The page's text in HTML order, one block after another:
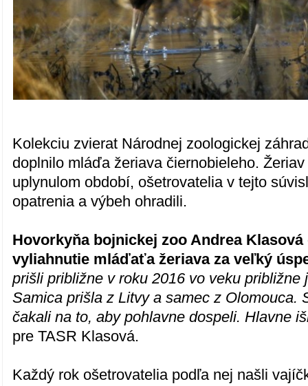
Kolekciu zvierat Národnej zoologickej
doplnilo mláďa žeriava čiernobieleho.
uplynulom období, ošetrovatelia v tejto
opatrenia a výbeh ohradili.
Hovorkyňa bojnickej zoo Andrea Klasová
vyliahnutie mláďaťa žeriava za veľký
prišli približne v roku 2016 vo veku približne
Samica prišla z Litvy a samec z Olomouca.
čakali na to, aby pohlavne dospeli. Hlavne
pre TASR Klasová.
Každý rok ošetrovatelia podľa nej našli